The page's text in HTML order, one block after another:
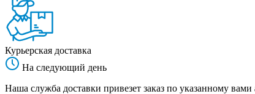
Курьерская доставка
На следующий день
Наша служба доставки привезет заказ по указанному